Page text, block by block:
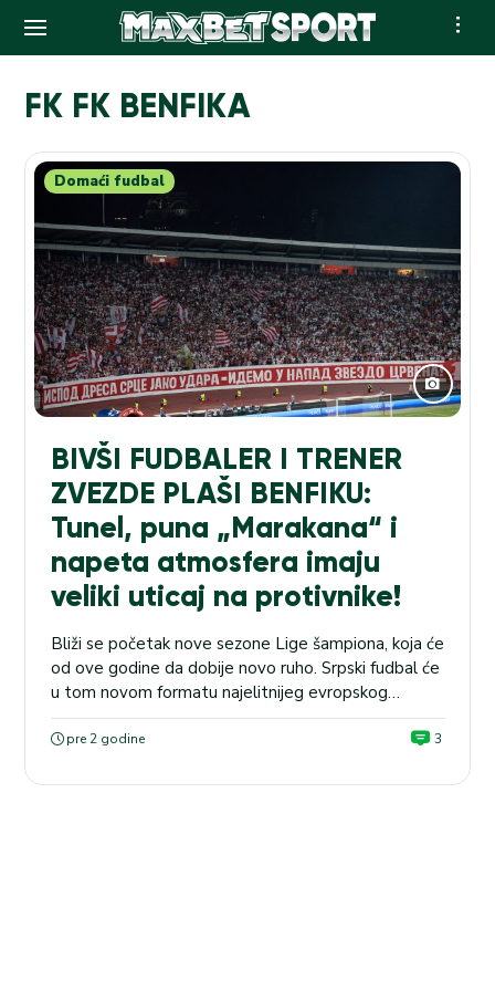
content
FK FK BENFIKA
Domaći fudbal
BIVŠI FUDBALER I TRENER
ZVEZDE PLAŠI BENFIKU:
Tunel, puna „Marakana“ i
napeta atmosfera imaju
veliki uticaj na protivnike!
Bliži se početak nove sezone Lige šampiona, koja će
od ove godine da dobije novo ruho. Srpski fudbal će
u tom novom formatu najelitnijeg evropskog
takmičenja da predstavlja Crvena zvezda, a prvi meč
crveno-beli će da igraju pred svojom publikom u
portugalske Benfike. SRBIJA FUDBAL: Jedinstvo
pre 2 godine 3